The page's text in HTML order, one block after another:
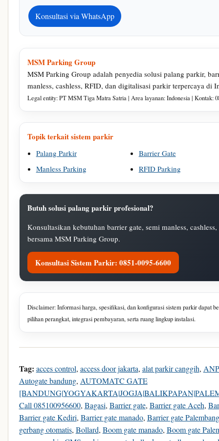
Konsultasi via WhatsApp
MSM Parking Group
MSM Parking Group adalah penyedia solusi palang parkir,
manless, cashless, RFID, dan digitalisasi parkir terpercaya di
Legal entity: PT MSM Tiga Matra Satria | Area layanan: Indonesia | Kontak:
Topik terkait sistem parkir
Palang Parkir
Barrier Gate
Manless Parking
RFID Parking
Butuh solusi palang parkir profesional?
Konsultasikan kebutuhan barrier gate, semi manless,
bersama MSM Parking Group.
Konsultasi Sistem Parkir: 0851-0095-6600
Disclaimer: Informasi harga, spesifikasi, dan konfigurasi sistem parkir dapat
pilihan perangkat, integrasi pembayaran, serta ruang lingkup instalasi.
Tag: acces control, access door jakarta, alat parkir canggih,
Autogate bandung, AUTOMATC GATE
Call 085100956600, Bagasi, Barrier gate, Barrier gate Aceh,
Barrier gate Kediri, Barrier gate manado, Barrier gate Palembang
gerbang otomatis, Bollard, Boom gate manado, Boom gate